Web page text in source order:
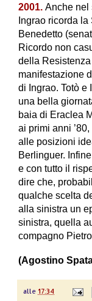
2001. Anche nel
Ingrao ricorda
Benedetto
Ricordo non
della
manifestazione
di Ingrao. Totò e
una bella
baia di Eraclea
ai primi anni
alle posizioni
Berlinguer.
e con tutto il
dire che,
qualche scelta
alla sinistra un
sinistra, quella
compagno
(Agostino
alle 17:34